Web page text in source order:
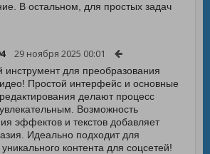
В остальном, для простых задач
29 ноября 2025 00:01
инструмент для преобразования
Простой интерфейс и основные
делают процесс
Возможность
эффектов и текстов добавляет
Идеально подходит для
контента для соцсетей!